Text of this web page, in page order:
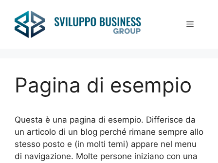
contenuto
Menu
Pagina di esempio
Questa è una pagina di esempio. Differisce da
un articolo di un blog perché rimane sempre allo
stesso posto e (in molti temi) appare nel menu
di navigazione. Molte persone iniziano con una